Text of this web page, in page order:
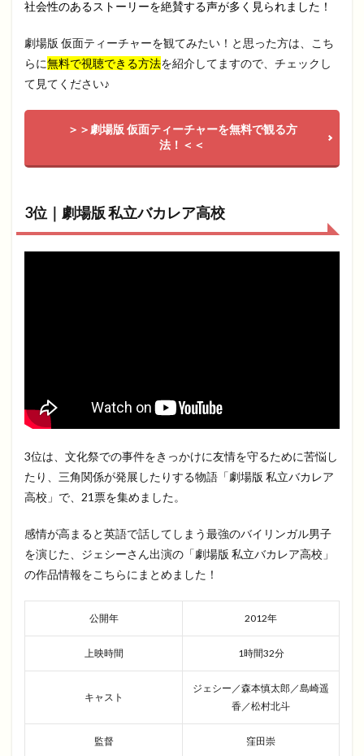
社会性のあるストーリーを絶賛する声が多く見られました！
劇場版 仮面ティーチャーを観てみたい！と思った方は、こち
らに無料で視聴できる方法を紹介してますので、チェックし
て見てください♪
＞＞劇場版 仮面ティーチャーを無料で観る方
法！＜＜
3位｜劇場版 私立バカレア高校
3位は、文化祭での事件をきっかけに友情を守るために苦悩し
たり、三角関係が発展したりする物語「劇場版 私立バカレア
高校」で、21票を集めました。
感情が高まると英語で話してしまう最強のバイリンガル男子
を演じた、ジェシーさん出演の「劇場版 私立バカレア高校」
の作品情報をこちらにまとめました！
公開年 2012年
上映時間 1時間32分
キャスト
ジェシー／森本慎太郎／島崎遥
香／松村北斗
監督 窪田崇